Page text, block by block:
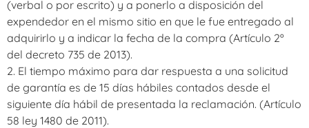
(verbal o por escrito) y a ponerlo a disposición del
expendedor en el mismo sitio en que le fue entregado al
adquirirlo y a indicar la fecha de la compra (Artículo 2º
del decreto 735 de 2013).
2. El tiempo máximo para dar respuesta a una solicitud
de garantía es de 15 días hábiles contados desde el
siguiente día hábil de presentada la reclamación. (Artículo
58 ley 1480 de 2011).